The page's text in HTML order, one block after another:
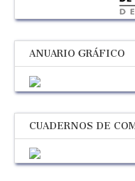
ANUARIO GRÁFICO
CUADERNOS DE